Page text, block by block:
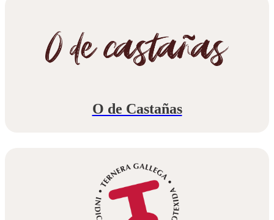
O de Castañas